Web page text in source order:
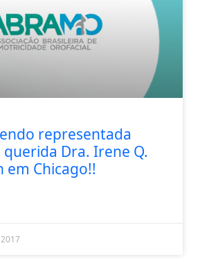
representada
querida Dra. Irene Q.
em Chicago!!